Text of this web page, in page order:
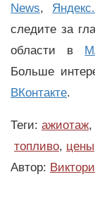
News,
следите за
области в
Больше
ВКонтакте.
Теги: ажиотаж,
топливо, цены
Автор: